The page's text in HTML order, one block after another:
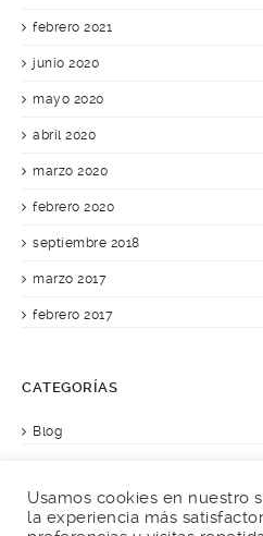
febrero 2021
junio 2020
mayo 2020
abril 2020
marzo 2020
febrero 2020
septiembre 2018
marzo 2017
febrero 2017
CATEGORÍAS
Blog
Usamos cookies en nuestro
la experiencia más